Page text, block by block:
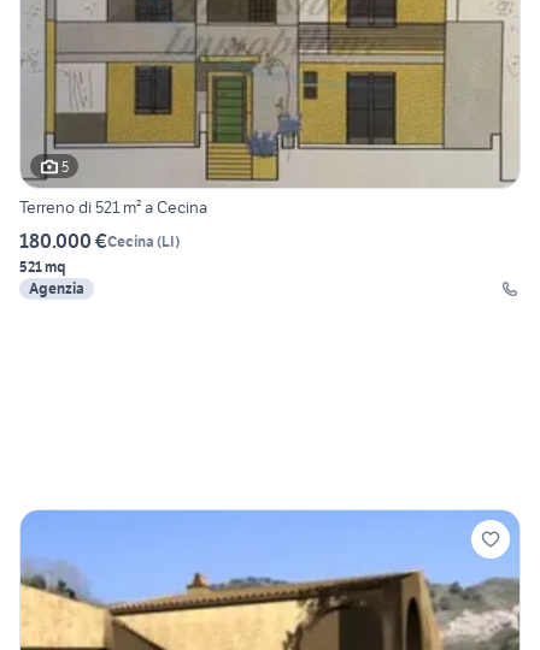
5
Terreno di 521 m² a Cecina
180.000 €Cecina (LI)
521 mq
Agenzia